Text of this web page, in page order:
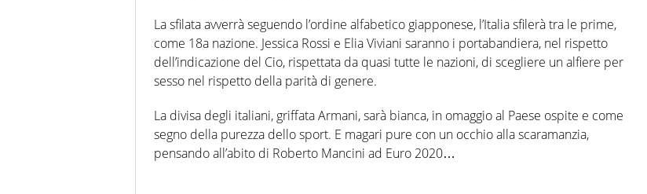
La sfilata avverrà seguendo l’ordine alfabetico giapponese, l’Italia sfilerà tra le prime,
come 18a nazione. Jessica Rossi e Elia Viviani saranno i portabandiera, nel rispetto
dell’indicazione del Cio, rispettata da quasi tutte le nazioni, di scegliere un alfiere per
sesso nel rispetto della parità di genere.
La divisa degli italiani, griffata Armani, sarà bianca, in omaggio al Paese ospite e come
segno della purezza dello sport. E magari pure con un occhio alla scaramanzia,
pensando all’abito di Roberto Mancini ad Euro 2020…